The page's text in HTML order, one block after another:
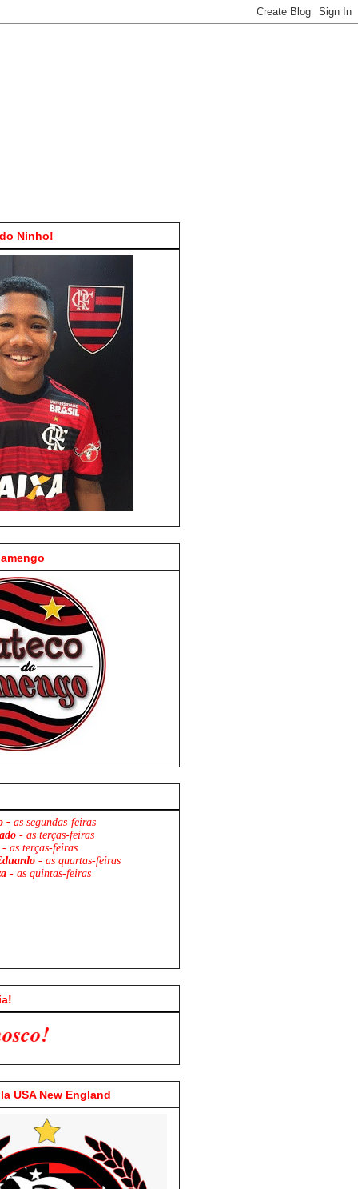
Ninho!
- as segundas-feiras
- as terças-feiras
- as terças-feiras
- as quartas-feiras
- as quintas-feiras
USA New England